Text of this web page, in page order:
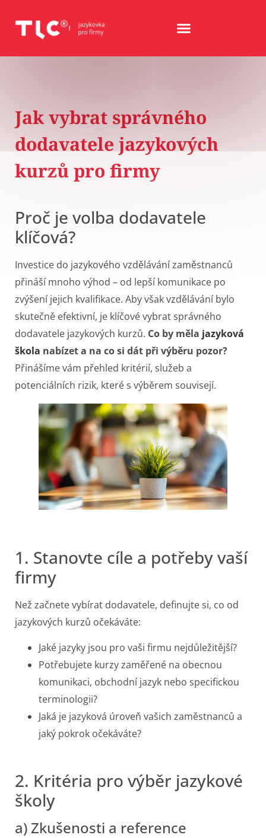
Jak vybrat správného
dodavatele jazykových
kurzů pro firmy
Proč je volba dodavatele
klíčová?
Investice do jazykového vzdělávání zaměstnanců
přináší mnoho výhod – od lepší komunikace po
zvýšení jejich kvalifikace. Aby však vzdělávání bylo
skutečně efektivní, je klíčové vybrat správného
dodavatele jazykových kurzů. Co by měla jazyková
škola nabízet a na co si dát při výběru pozor?
Přinášíme vám přehled kritérií, služeb a
potenciálních rizik, které s výběrem souvisejí.
1. Stanovte cíle a potřeby vaší
firmy
Než začnete vybírat dodavatele, definujte si, co od
jazykových kurzů očekáváte:
Jaké jazyky jsou pro vaši firmu nejdůležitější?
Potřebujete kurzy zaměřené na obecnou
komunikaci, obchodní jazyk nebo specifickou
terminologii?
Jaká je jazyková úroveň vašich zaměstnanců a
jaký pokrok očekáváte?
2. Kritéria pro výběr jazykové
školy
a) Zkušenosti a reference